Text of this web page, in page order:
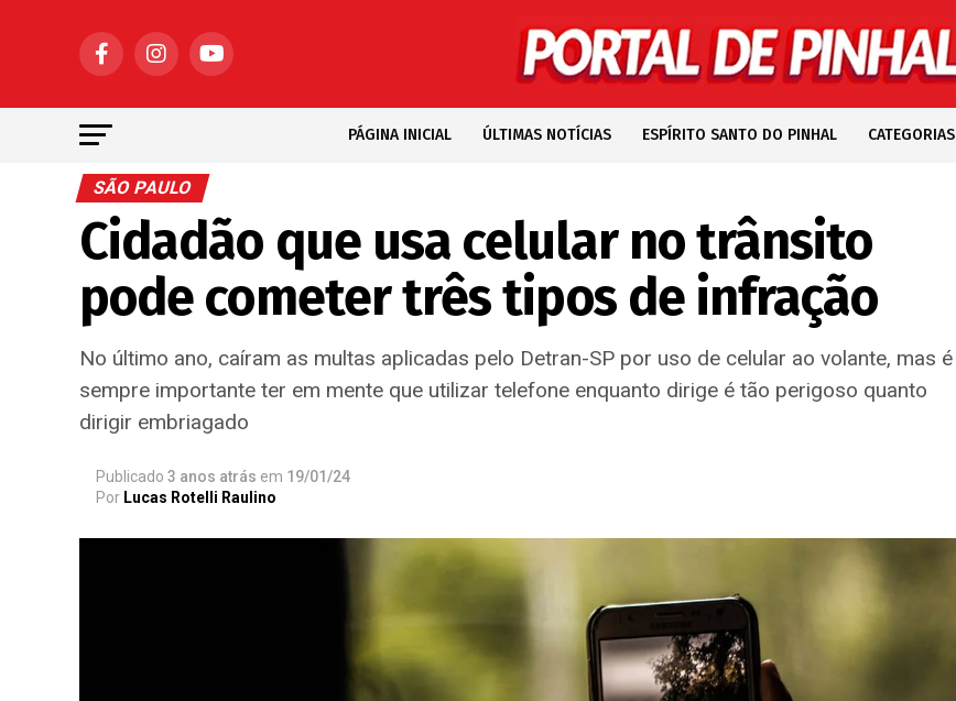
PÁGINA INICIAL ÚLTIMAS NOTÍCIAS ESPÍRITO SANTO DO PINHAL CATEGORIAS
SÃO PAULO
Cidadão que usa celular no trânsito
pode cometer três tipos de infração
No último ano, caíram as multas aplicadas pelo Detran-SP por uso de celular ao volante, mas é
sempre importante ter em mente que utilizar telefone enquanto dirige é tão perigoso quanto
dirigir embriagado
Publicado 3 anos atrás em 19/01/24
Por Lucas Rotelli Raulino